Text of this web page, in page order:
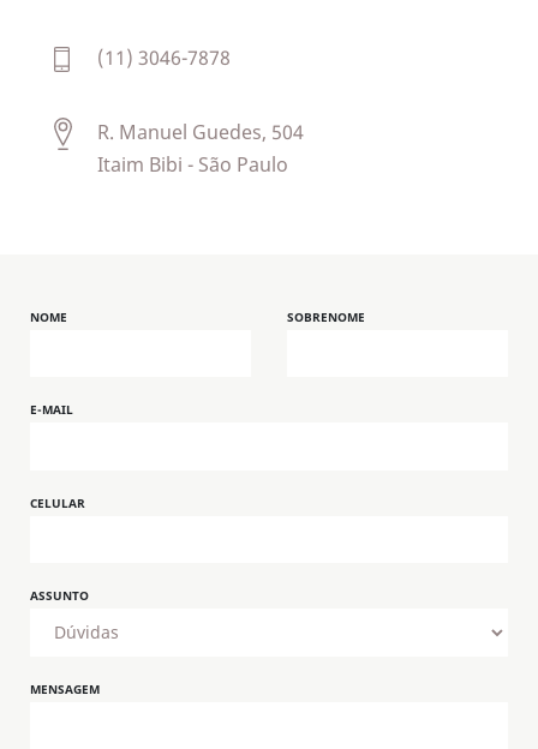
(11) 3046-7878
R. Manuel Guedes, 504
Itaim Bibi - São Paulo
NOME SOBRENOME
E-MAIL
CELULAR
ASSUNTO
MENSAGEM